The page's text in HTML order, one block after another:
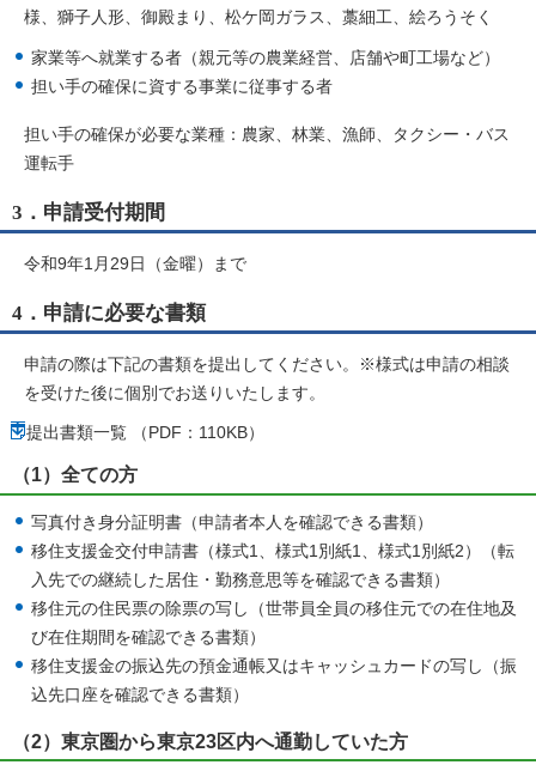
様、獅子人形、御殿まり、松ケ岡ガラス、藁細工、絵ろうそく
家業等へ就業する者（親元等の農業経営、店舗や町工場など）
担い手の確保に資する事業に従事する者
担い手の確保が必要な業種：農家、林業、漁師、タクシー・バス
運転手
3．申請受付期間
令和9年1月29日（金曜）まで
4．申請に必要な書類
申請の際は下記の書類を提出してください。※様式は申請の相談
を受けた後に個別でお送りいたします。
提出書類一覧 （PDF：110KB）
（1）全ての方
写真付き身分証明書（申請者本人を確認できる書類）
移住支援金交付申請書（様式1、様式1別紙1、様式1別紙2）（転
入先での継続した居住・勤務意思等を確認できる書類）
移住元の住民票の除票の写し（世帯員全員の移住元での在住地及
び在住期間を確認できる書類）
移住支援金の振込先の預金通帳又はキャッシュカードの写し（振
込先口座を確認できる書類）
（2）東京圏から東京23区内へ通勤していた方